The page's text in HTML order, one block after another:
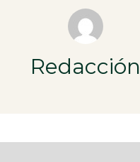
Redacción